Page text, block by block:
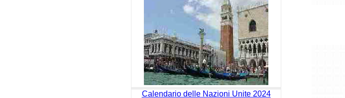
Calendario delle Nazioni Unite 2024